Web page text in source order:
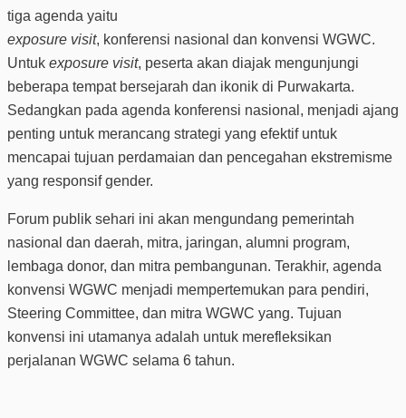
tiga agenda yaitu
exposure visit, konferensi nasional dan konvensi WGWC.
Untuk exposure visit, peserta akan diajak mengunjungi
beberapa tempat bersejarah dan ikonik di Purwakarta.
Sedangkan pada agenda konferensi nasional, menjadi ajang
penting untuk merancang strategi yang efektif untuk
mencapai tujuan perdamaian dan pencegahan ekstremisme
yang responsif gender.
Forum publik sehari ini akan mengundang pemerintah
nasional dan daerah, mitra, jaringan, alumni program,
lembaga donor, dan mitra pembangunan. Terakhir, agenda
konvensi WGWC menjadi mempertemukan para pendiri,
Steering Committee, dan mitra WGWC yang. Tujuan
konvensi ini utamanya adalah untuk merefleksikan
perjalanan WGWC selama 6 tahun.